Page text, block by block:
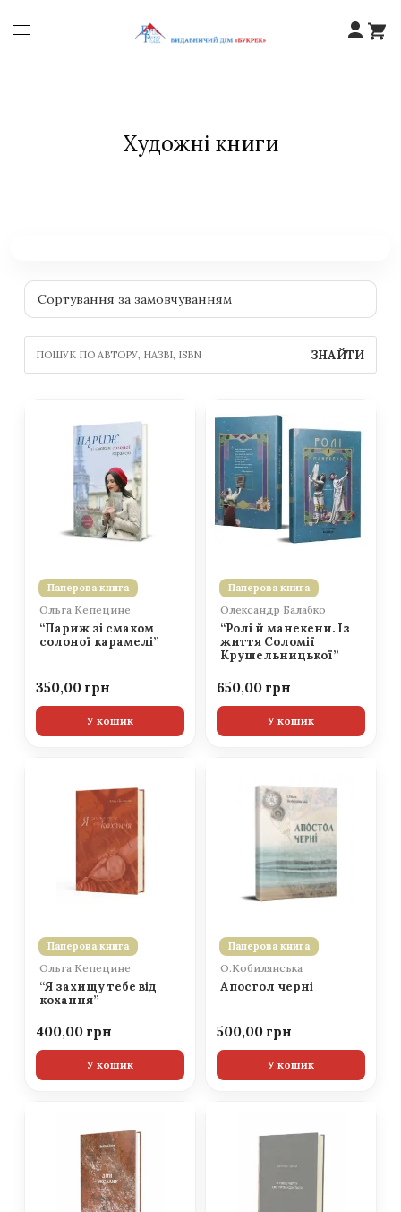
Художні книги
ЗНАЙТИ
Паперова книга
Ольга Кепецине
“Париж зі смаком
солоної карамелі”
350,00
У кошик
Паперова книга
Олександр Балабко
“Ролі й манекени. Із
життя Соломії
Крушельницької”
650,00
У кошик
Паперова книга
Ольга Кепецине
“Я захищу тебе від
кохання”
400,00
У кошик
Паперова книга
О.Кобилянська
Апостол черні
500,00
У кошик